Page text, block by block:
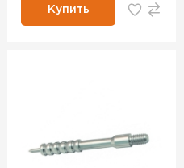
Купить